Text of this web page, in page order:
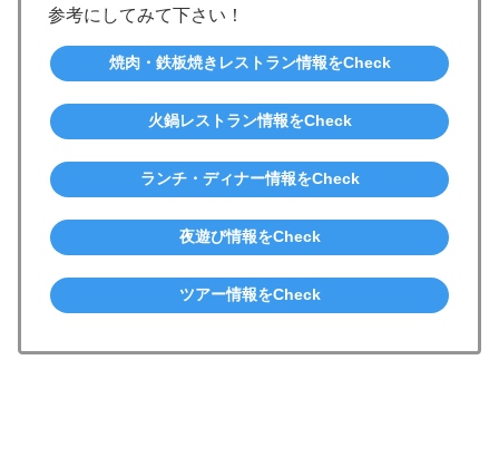
参考にしてみて下さい！
焼肉・鉄板焼きレストラン情報をCheck
火鍋レストラン情報をCheck
ランチ・ディナー情報をCheck
夜遊び情報をCheck
ツアー情報をCheck